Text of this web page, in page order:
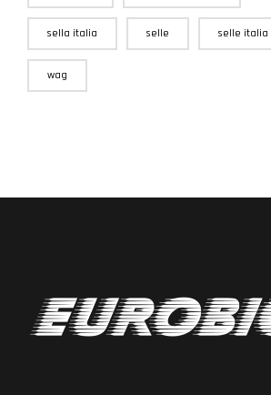
sella italia selle selle italia
wag